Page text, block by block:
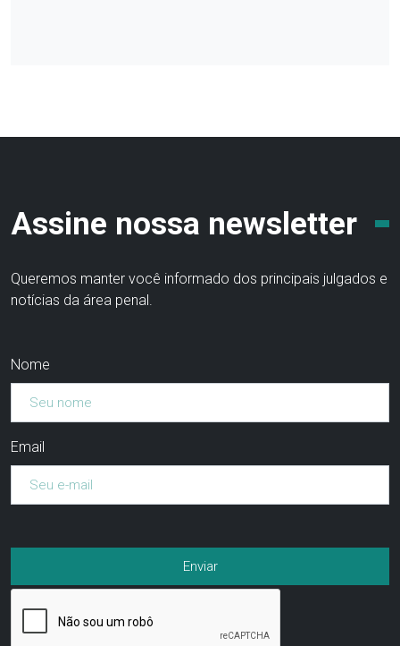
Assine nossa newsletter
Queremos manter você informado dos principais julgados e
notícias da área penal.
Nome
Email